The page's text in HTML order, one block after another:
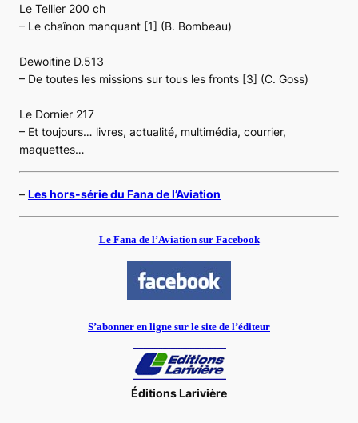
Le Tellier 200 ch
– Le chaînon manquant [1] (B. Bombeau)
Dewoitine D.513
– De toutes les missions sur tous les fronts [3] (C. Goss)
Le Dornier 217
– Et toujours… livres, actualité, multimédia, courrier,
maquettes…
– Les hors-série du Fana de l’Aviation
Le Fana de l’Aviation sur Facebook
S’abonner en ligne sur le site de l’éditeur
Éditions Larivière